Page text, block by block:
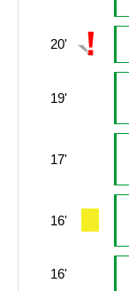
20'
19'
17'
16'
16'